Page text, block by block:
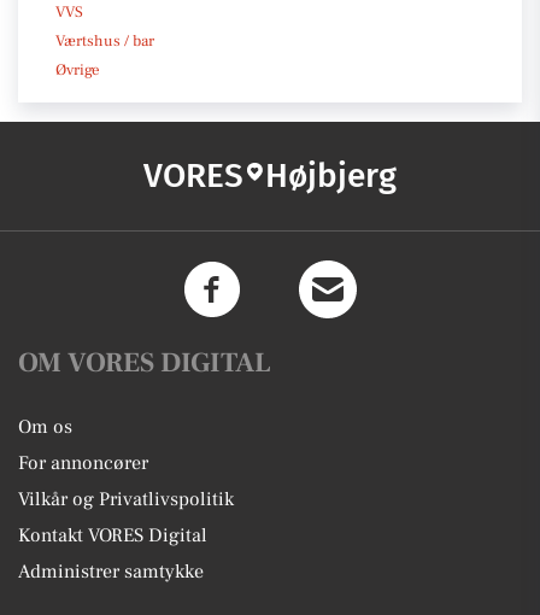
VVS
Værtshus / bar
Øvrige
VORES Højbjerg
OM VORES DIGITAL
Om os
For annoncører
Vilkår og Privatlivspolitik
Kontakt VORES Digital
Administrer samtykke